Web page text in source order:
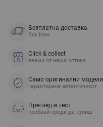
Безплатна доставка
Box Now
Click & collect
вземи от наша оптика
Само оригинални модели
гарантирана автентичност
Преглед и тест
пробвай преди да купиш